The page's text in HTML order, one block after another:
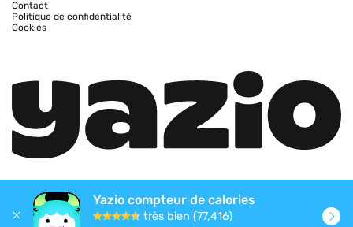
Contact
Politique de confidentialité
Cookies
Yazio compteur de calories
très bien (77,416)